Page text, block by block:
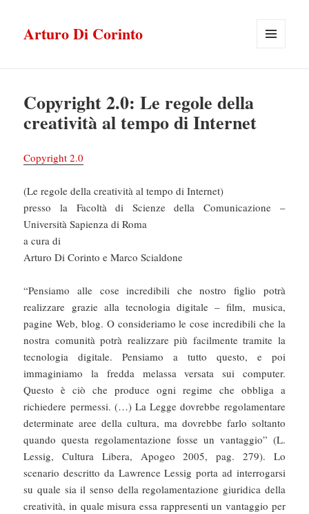
Arturo Di Corinto
Copyright 2.0: Le regole della
creatività al tempo di Internet
Copyright 2.0
(Le regole della creatività al tempo di Internet)
presso la Facoltà di Scienze della Comunicazione –
Università Sapienza di Roma
a cura di
Arturo Di Corinto e Marco Scialdone
“Pensiamo alle cose incredibili che nostro figlio potrà
realizzare grazie alla tecnologia digitale – film, musica,
pagine Web, blog. O consideriamo le cose incredibili che la
nostra comunità potrà realizzare più facilmente tramite la
tecnologia digitale. Pensiamo a tutto questo, e poi
immaginiamo la fredda melassa versata sui computer.
Questo è ciò che produce ogni regime che obbliga a
richiedere permessi. (…) La Legge dovrebbe regolamentare
determinate aree della cultura, ma dovrebbe farlo soltanto
quando questa regolamentazione fosse un vantaggio” (L.
Lessig, Cultura Libera, Apogeo 2005, pag. 279). Lo
scenario descritto da Lawrence Lessig porta ad interrogarsi
su quale sia il senso della regolamentazione giuridica della
creatività, in quale misura essa rappresenti un vantaggio per